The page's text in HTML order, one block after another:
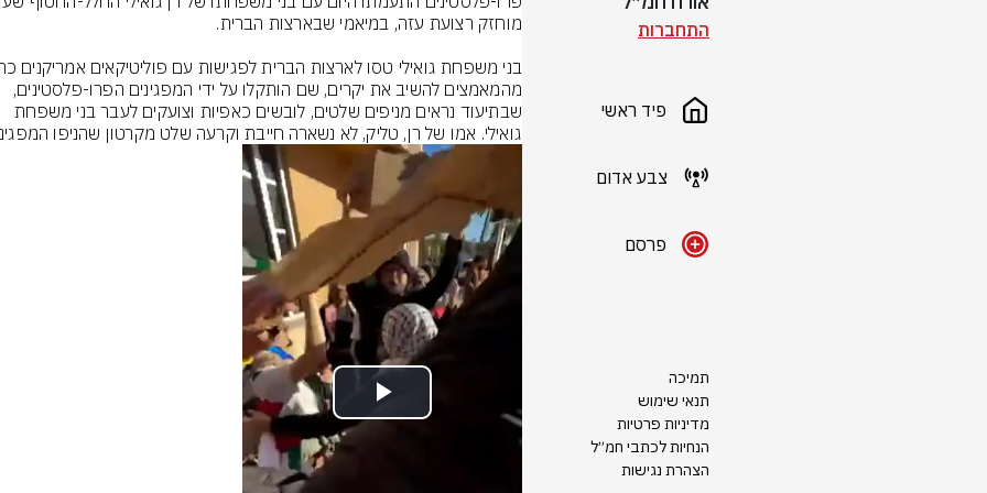
התחברות
פיד ראשי
צבע אדום
פרסם
תמיכה
תנאי שימוש
מדיניות פרטיות
הנחיות לכתבי חמ״ל
הצהרת נגישות
שבתיעוד נראים מניפים שלטים, לובשים כאפיות וצועקים לעבר בני משפחת
גואילי. אמו של רן, טליק, לא נשארה חייבת וקרעה שלט מקרטון שהניפו
Play
Video